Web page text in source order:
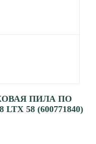
ПИЛА ПО
58 (600771840)